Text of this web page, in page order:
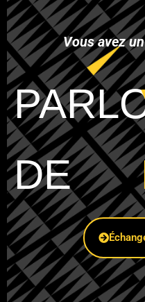
Vous avez
DE